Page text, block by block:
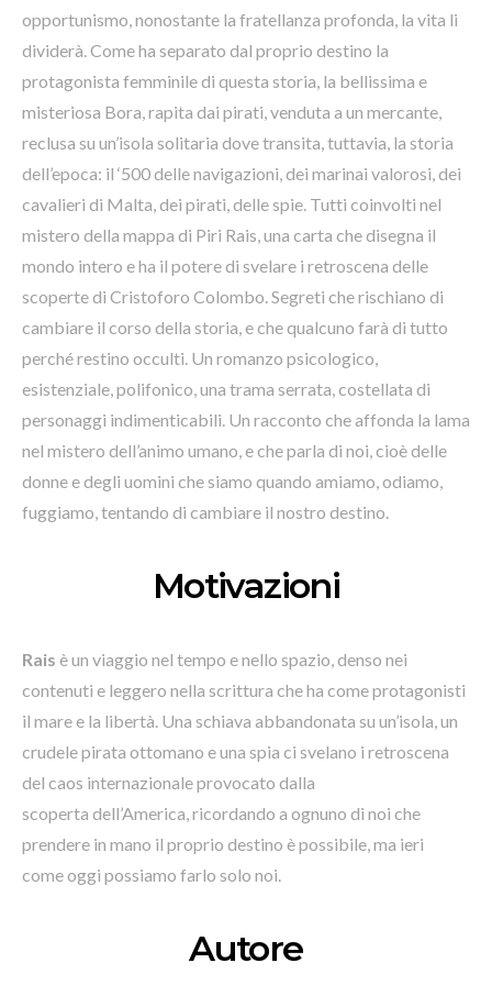
opportunismo, nonostante la fratellanza profonda, la vita li
dividerà. Come ha separato dal proprio destino la
protagonista femminile di questa storia, la bellissima e
misteriosa Bora, rapita dai pirati, venduta a un mercante,
reclusa su un’isola solitaria dove transita, tuttavia, la storia
dell’epoca: il ‘500 delle navigazioni, dei marinai valorosi, dei
cavalieri di Malta, dei pirati, delle spie. Tutti coinvolti nel
mistero della mappa di Piri Rais, una carta che disegna il
mondo intero e ha il potere di svelare i retroscena delle
scoperte di Cristoforo Colombo. Segreti che rischiano di
cambiare il corso della storia, e che qualcuno farà di tutto
perché restino occulti. Un romanzo psicologico,
esistenziale, polifonico, una trama serrata, costellata di
personaggi indimenticabili. Un racconto che affonda la lama
nel mistero dell’animo umano, e che parla di noi, cioè delle
donne e degli uomini che siamo quando amiamo, odiamo,
fuggiamo, tentando di cambiare il nostro destino.
Motivazioni
Rais è un viaggio nel tempo e nello spazio, denso nei
contenuti e leggero nella scrittura che ha come protagonisti
il mare e la libertà. Una schiava abbandonata su un’isola, un
crudele pirata ottomano e una spia ci svelano i retroscena
del caos internazionale provocato dalla
scoperta dell’America, ricordando a ognuno di noi che
prendere in mano il proprio destino è possibile, ma ieri
come oggi possiamo farlo solo noi.
Autore